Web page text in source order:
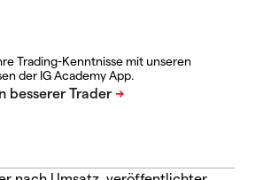
Trading-Kenntnisse mit unseren
der IG Academy App.